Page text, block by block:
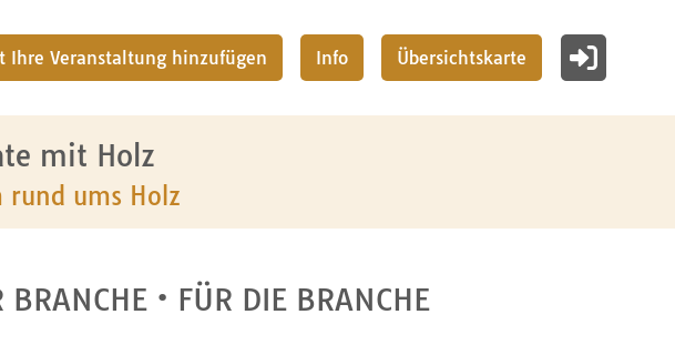
Ihre Veranstaltung hinzufügen Info Übersichtskarte
mit Holz
rund ums Holz
• FÜR DIE BRANCHE